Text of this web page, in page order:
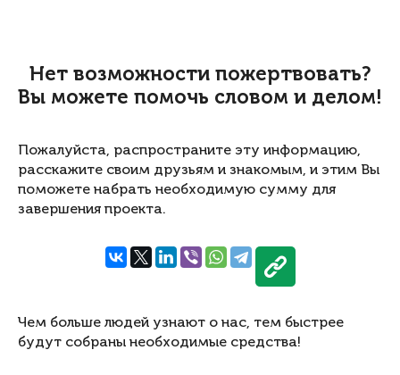
Нет возможности пожертвовать?
Вы можете помочь словом и делом!
Пожалуйста, распространите эту информацию,
расскажите своим друзьям и знакомым, и этим Вы
поможете набрать необходимую сумму для
завершения проекта.
Чем больше людей узнают о нас, тем быстрее
будут собраны необходимые средства!